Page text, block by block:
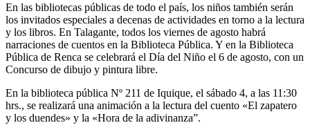
En las bibliotecas públicas de todo el país, los niños también serán
los invitados especiales a decenas de actividades en torno a la lectura
y los libros. En Talagante, todos los viernes de agosto habrá
narraciones de cuentos en la Biblioteca Pública. Y en la Biblioteca
Pública de Renca se celebrará el Día del Niño el 6 de agosto, con un
Concurso de dibujo y pintura libre.
En la biblioteca pública Nº 211 de Iquique, el sábado 4, a las 11:30
hrs., se realizará una animación a la lectura del cuento «El zapatero
y los duendes» y la «Hora de la adivinanza”.